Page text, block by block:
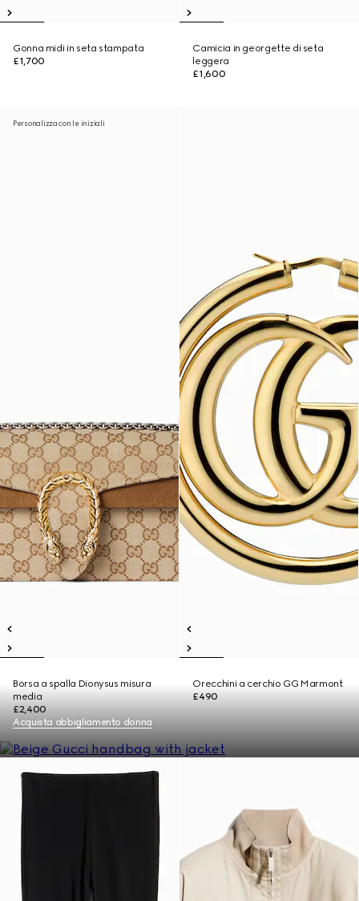
Gonna midi in seta stampata
£1,700
Camicia in georgette di seta
leggera
£1,600
Personalizza con le iniziali
Borsa a spalla Dionysus misura
media
£2,400
Orecchini a cerchio GG Marmont
£490
Acquista abbigliamento donna